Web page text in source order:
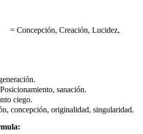
= Concepción, Creación, Lucidez,
sanación.
ciego.
concepción, originalidad, singularidad.